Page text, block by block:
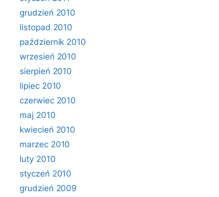
grudzień 2010
listopad 2010
październik 2010
wrzesień 2010
sierpień 2010
lipiec 2010
czerwiec 2010
maj 2010
kwiecień 2010
marzec 2010
luty 2010
styczeń 2010
grudzień 2009